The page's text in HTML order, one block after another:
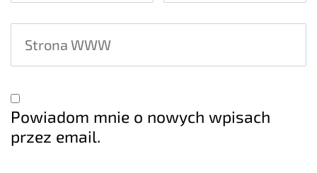
Powiadom mnie o nowych wpisach
przez email.